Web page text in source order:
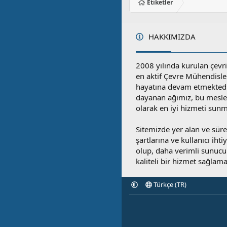
Etiketler
HAKKIMIZDA
2008 yılında kurulan
en aktif Çevre
hayatına devam
dayanan ağımız, bu
olarak en iyi hizmeti
Sitemizde yer alan ve
şartlarına ve kullanıcı
olup, daha verimli
kaliteli bir hizmet
Türkçe (TR)